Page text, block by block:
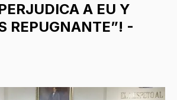
A EU Y
REPUGNANTE”! -